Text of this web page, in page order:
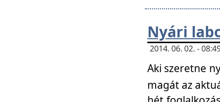
Nyári
2014. 06. 02. -
Aki szeretne
magát az